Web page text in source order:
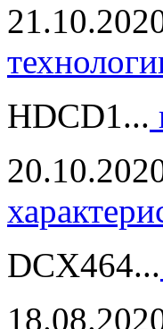
HDCD1...
DCX464...